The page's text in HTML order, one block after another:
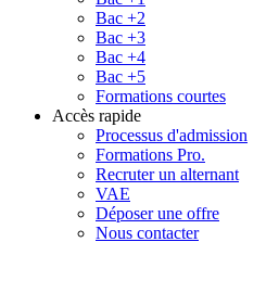
Bac +2
Bac +3
Bac +4
Bac +5
Formations courtes
Accès rapide
Processus d'admission
Formations Pro.
Recruter un alternant
VAE
Déposer une offre
Nous contacter